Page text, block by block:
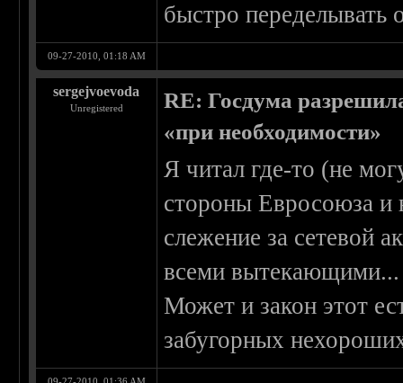
быстро переделывать
09-27-2010, 01:18 AM
sergejvoevoda
Unregistered
RE: Госдума
«при необходимости»
Я читал где-то (не
стороны Евросоюза и
слежение за сетевой
всеми вытекающими...
Может и закон этот
забугорных